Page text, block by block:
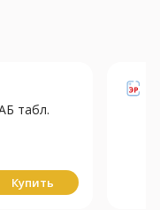
табл.
Купить